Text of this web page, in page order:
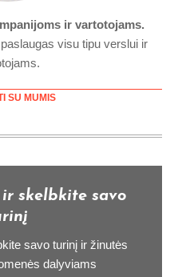
ir vartotojams.
visu tipu verslui ir
SU MUMIS
skelbkite savo
savo turinį ir žinutės
dalyviams